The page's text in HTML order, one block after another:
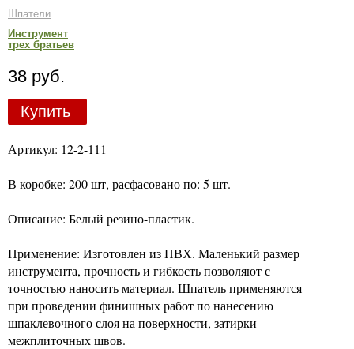
Шпатели
Инструмент
трех братьев
38 руб.
Купить
Артикул: 12-2-111
В коробке: 200 шт, расфасовано по: 5 шт.
Описание: Белый резино-пластик.
Применение: Изготовлен из ПВХ. Маленький размер
инструмента, прочность и гибкость позволяют с
точностью наносить материал. Шпатель применяются
при проведении финишных работ по нанесению
шпаклевочного слоя на поверхности, затирки
межплиточных швов.